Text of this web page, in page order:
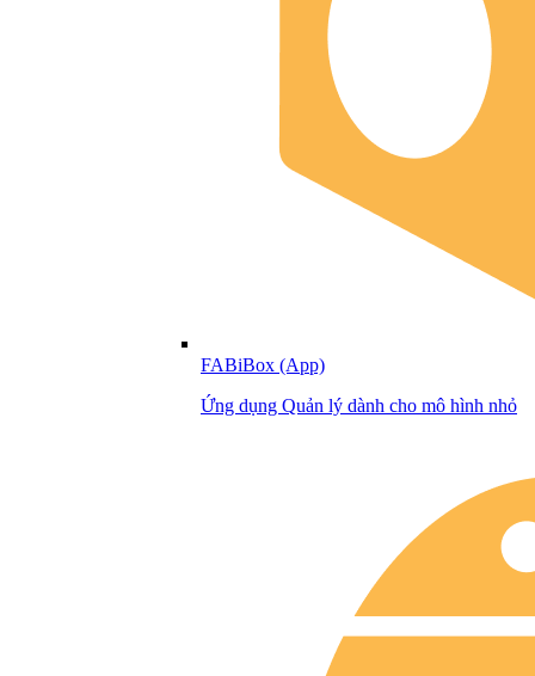
FABiBox (App)
Ứng dụng Quản lý dành cho mô hình nhỏ